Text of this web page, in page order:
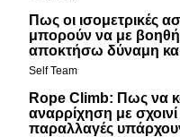
Πως οι ισομετρικές
μπορούν να με
αποκτήσω δύναμη
Self Team
Rope Climb: Πως να
αναρρίχηση με σχοινί
παραλλαγές